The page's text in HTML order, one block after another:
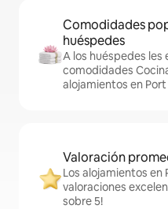
Comodidades
huéspedes
A los huéspedes
comodidades
alojamientos en
Valoración
Los alojamientos
valoraciones
sobre 5!